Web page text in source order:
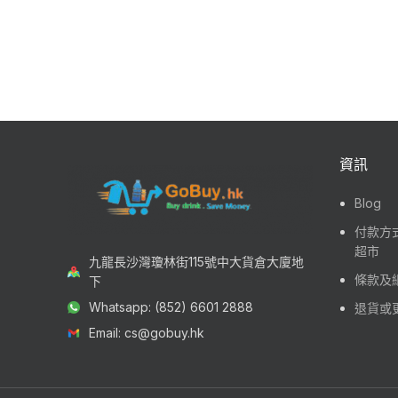
九龍長沙灣瓊林街115號中大貨倉大廈地
下
Whatsapp: (852) 6601 2888
Email: cs@gobuy.hk
資訊
Blog
付款方
超市
條款及
退貨或